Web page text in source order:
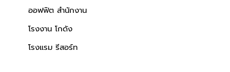
ออฟฟิต สำนักงาน
โรงงาน โกดัง
โรงแรม รีสอร์ท